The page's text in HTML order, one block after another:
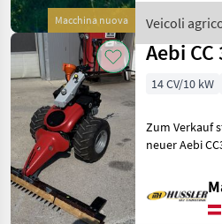
Macchina nuova
Mäharbeiten
Veicoli
motore /
Aebi CC
14 CV/10 kW
Zum Verkauf
neuer Aebi
Fahrantrieb • 3